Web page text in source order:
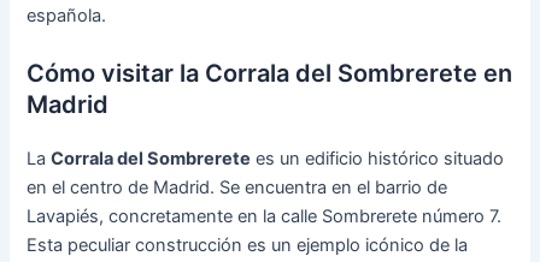
española.
Cómo visitar la Corrala del Sombrerete en
Madrid
LaCorrala del Sombrerete es un edificio histórico situado
en el centro de Madrid. Se encuentra en el barrio de
Lavapiés, concretamente en la calle Sombrerete número 7.
Esta peculiar construcción es un ejemplo icónico de la